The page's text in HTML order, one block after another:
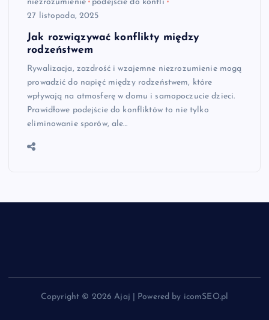
niezrozumienie
podejście do konfli
27 listopada, 2025
Jak rozwiązywać konflikty między
rodzeństwem
Rywalizacja, zazdrość i wzajemne niezrozumienie mogą
prowadzić do napięć między rodzeństwem, które
wpływają na atmosferę w domu i samopoczucie dzieci.
Prawidłowe podejście do konfliktów to nie tylko
eliminowanie sporów, ale…
Copyright © 2026 Ajaj | Powered by icomSEO.pl